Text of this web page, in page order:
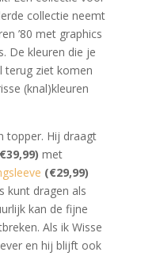
collectie neemt
’80 met graphics
De kleuren die je
terug ziet komen
(knal)kleuren
topper. Hij draagt
met
(€29,99)
kunt dragen als
kan de fijne
Als ik Wisse
en hij blijft ook